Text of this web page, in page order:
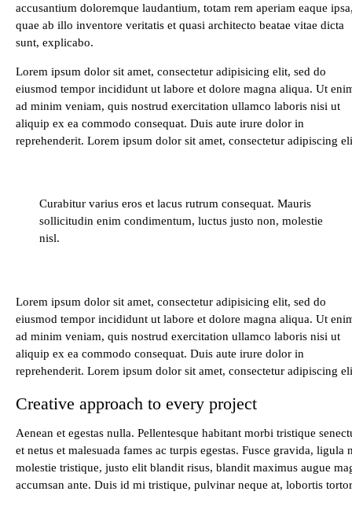
accusantium doloremque laudantium, totam rem aperiam eaque
quae ab illo inventore veritatis et quasi architecto beatae vitae dicta
sunt, explicabo.
Lorem ipsum dolor sit amet, consectetur adipisicing elit, sed do
eiusmod tempor incididunt ut labore et dolore magna aliqua. Ut
ad minim veniam, quis nostrud exercitation ullamco laboris nisi ut
aliquip ex ea commodo consequat. Duis aute irure dolor in
reprehenderit. Lorem ipsum dolor sit amet, consectetur adipiscing
Curabitur varius eros et lacus rutrum consequat. Mauris
sollicitudin enim condimentum, luctus justo non, molestie
nisl.
Lorem ipsum dolor sit amet, consectetur adipisicing elit, sed do
eiusmod tempor incididunt ut labore et dolore magna aliqua. Ut
ad minim veniam, quis nostrud exercitation ullamco laboris nisi ut
aliquip ex ea commodo consequat. Duis aute irure dolor in
reprehenderit. Lorem ipsum dolor sit amet, consectetur adipiscing
Creative approach to every project
Aenean et egestas nulla. Pellentesque habitant morbi tristique
et netus et malesuada fames ac turpis egestas. Fusce gravida, ligula
molestie tristique, justo elit blandit risus, blandit maximus augue
accumsan ante. Duis id mi tristique, pulvinar neque at, lobortis